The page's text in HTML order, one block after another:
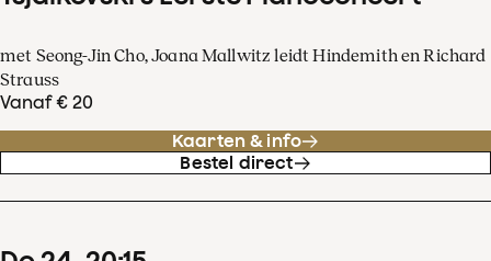
met Seong-Jin Cho, Joana Mallwitz leidt Hindemith en Richard
Strauss
Vanaf € 20
Kaarten & info
Bestel direct